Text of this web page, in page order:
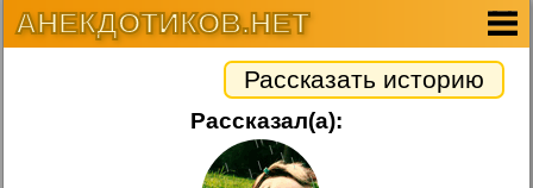
АНЕКДОТИКОВ.НЕТ
Рассказать историю
Рассказал(а):